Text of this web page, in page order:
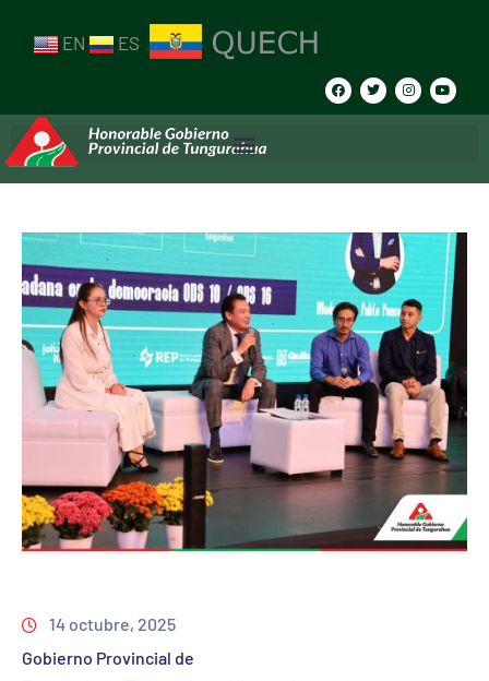
EN ES
14 octubre, 2025
Gobierno Provincial de